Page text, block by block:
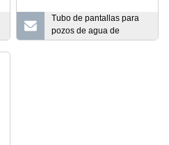
Tubo de pantallas para
pozos de agua de
Johnson basado en